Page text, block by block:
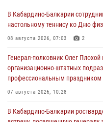
В Кабардино-Балкарии
настольному теннису ко Дню
08 августа 2026, 07:03 2
Генерал-полковник Олег
организационно-штатных
профессиональным праздником
07 августа 2026, 10:28
В Кабардино-Балкарии